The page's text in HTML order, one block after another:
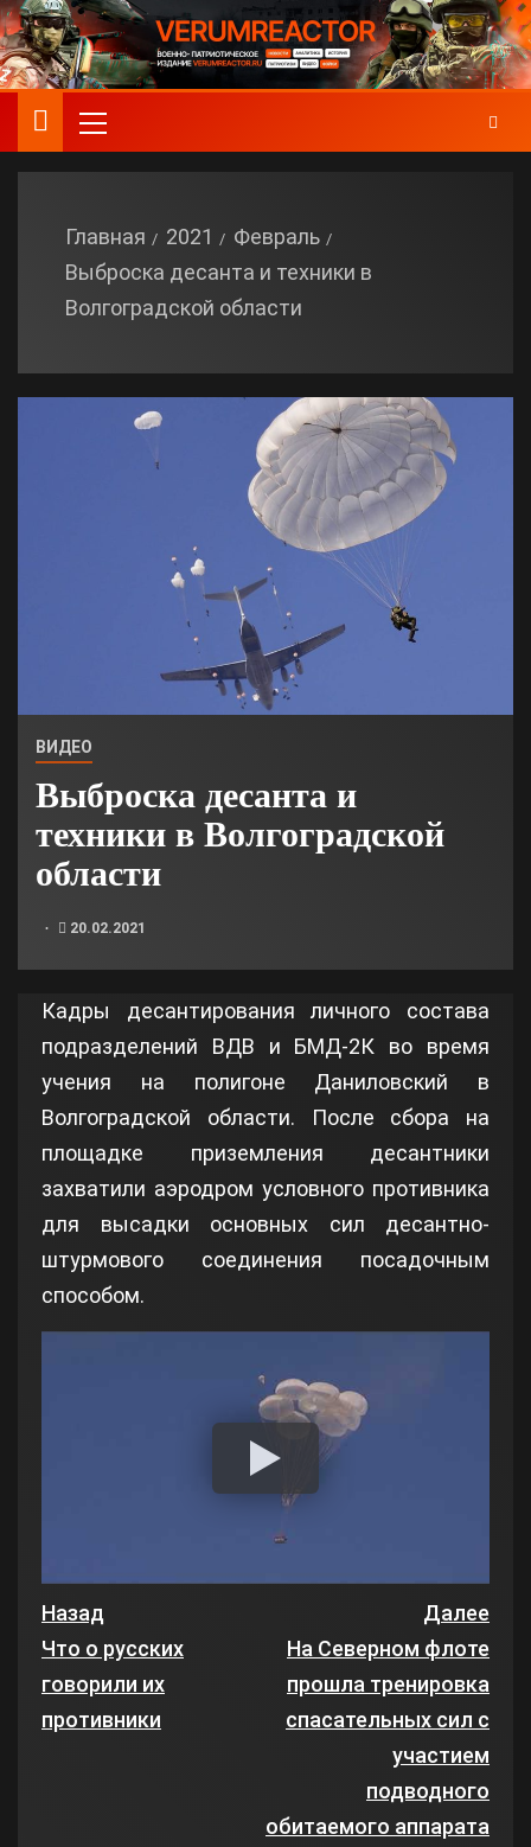
Главная 2021
Февраль
Выброска десанта и техники в
Волгоградской области
ВИДЕО
Выброска десанта и
техники в Волгоградской
области
20.02.2021
Кадры десантирования личного состава
подразделений ВДВ и БМД-2К во время
учения на полигоне Даниловский в
Волгоградской области. После сбора на
площадке приземления десантники
захватили аэродром условного противника
для высадки основных сил десантно-
штурмового соединения посадочным
способом.
Назад
Что о русских
говорили их
противники
Далее
На Северном флоте
прошла тренировка
спасательных сил с
участием
подводного
обитаемого аппарата